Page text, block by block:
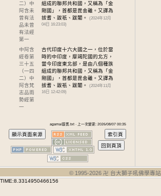
二）中
阿含未
曾有法
品未曾
有法經
第一
組成的聯邦共和國，又稱為「金
剛國」，首都是毘舍離。又譯為
拔耆、跋祇、跋闍。
(2024年12月
04日 16:23:03)
中阿含
經卷第
三十五
（一四
二）中
阿含梵
志品雨
勢經第
一
古代印度十六大國之一，位於當
時的中印度，摩竭陀國的北方，
當今印度東北部，是由八個種族
組成的聯邦共和國，又稱為「金
剛國」，首都是毘舍離。又譯為
拔耆、跋祇、跋闍。
(2024年11月
16日 12:42:09)
agama/跋耆.txt · 上一次變更: 2026/08/07 00:35
© 1995-2026 卍 台大獅子吼佛學專站
TIME:8.3314950466156